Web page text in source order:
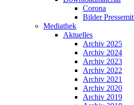
Corona
Bilder
Mediathek
Aktuelles
Archiv 2025
Archiv 2024
Archiv 2023
Archiv 2022
Archiv 2021
Archiv 2020
Archiv 2019